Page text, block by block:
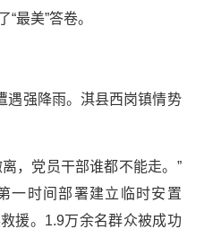
最美”答卷。
遇强降雨。淇县西岗镇情势
，党员干部谁都不能走。”
一时间部署建立临时安置
援。1.9万余名群众被成功